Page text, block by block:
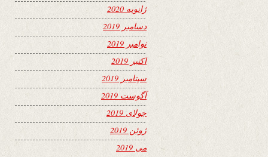
ژانویه 2020
دسامبر 2019
نوامبر 2019
اکتبر 2019
سپتامبر 2019
آگوست 2019
جولای 2019
ژوئن 2019
می 2019